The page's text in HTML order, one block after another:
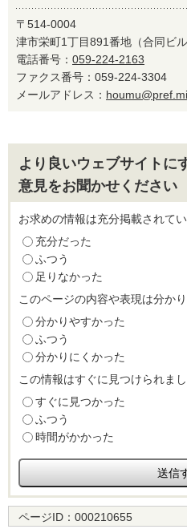
〒514-0004
津市栄町1丁目891番地（合同ビル
電話番号： 059-224-2163
ファクス番号：059-224-3304
メールアドレス：
より良いウェブサイトに
意見をお聞かせください
お求めの情報は充分掲載されて
充分だった
ふつう
足りなかった
このページの内容や表現は分か
分かりやすかった
ふつう
分かりにくかった
この情報はすぐに見つけられま
すぐに見つかった
ふつう
時間がかかった
ページID： 000210655